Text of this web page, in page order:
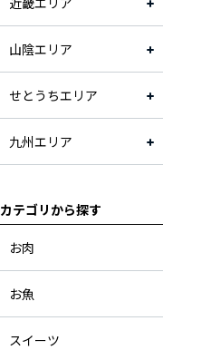
山陰エリア
せとうちエリア
九州エリア
カテゴリから探す
お肉
お魚
スイーツ